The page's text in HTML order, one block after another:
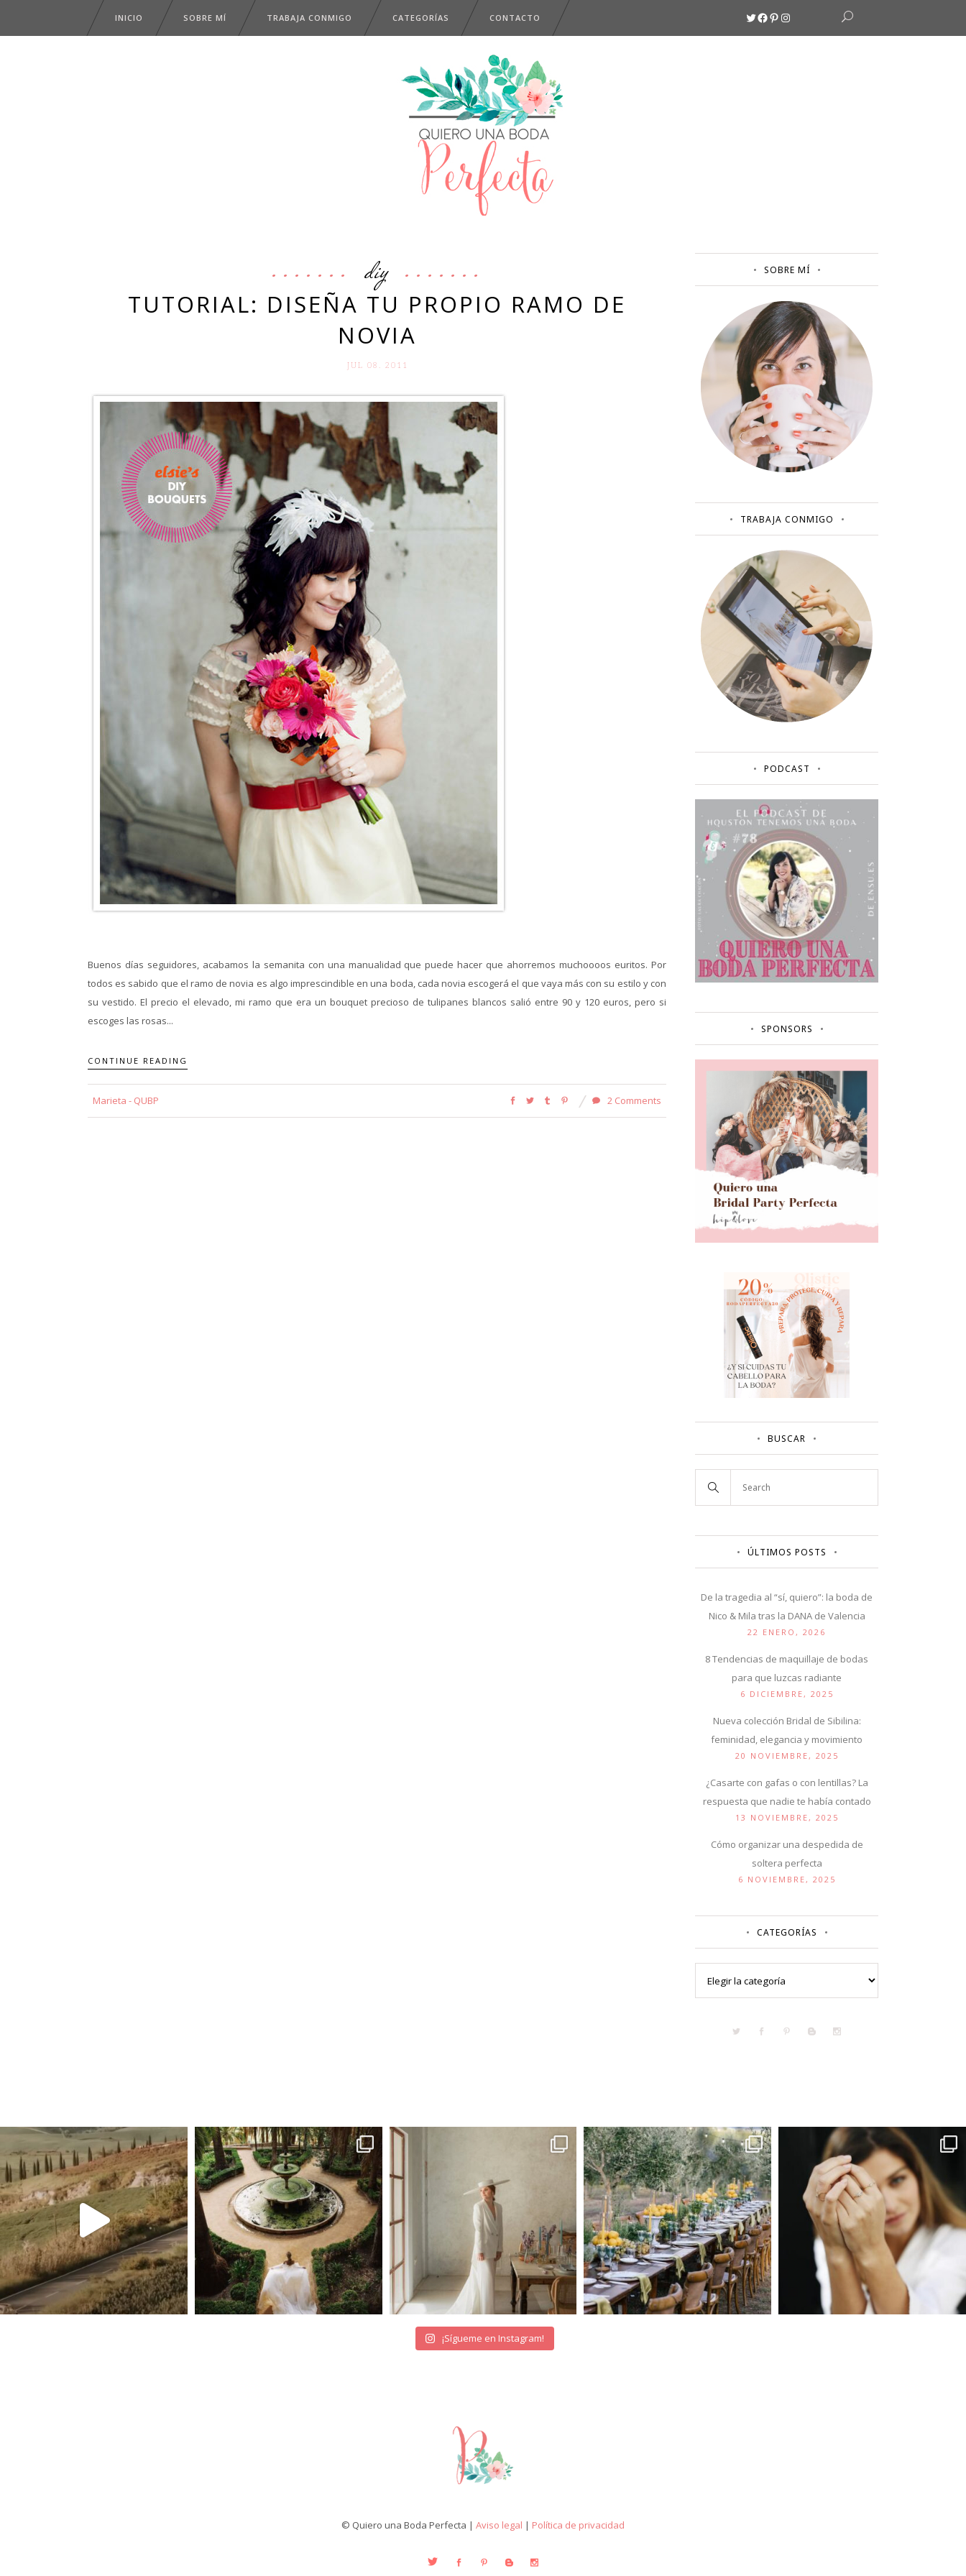
INICIO SOBRE MÍ TRABAJA CONMIGO CATEGORÍAS CONTACTO Twitter
Facebook
Pinterest
Instagram
diy
TUTORIAL: DISEÑA TU PROPIO RAMO DE
NOVIA
JUL 08. 2011
Buenos días seguidores, acabamos la semanita con una manualidad que puede hacer que ahorremos muchoooos euritos. Por
todos es sabido que el ramo de novia es algo imprescindible en una boda, cada novia escogerá el que vaya más con su estilo y con
su vestido. El precio el elevado, mi ramo que era un bouquet precioso de tulipanes blancos salió entre 90 y 120 euros, pero si
escoges las rosas...
CONTINUE READING
Marieta - QUBP 2 Comments
SOBRE MÍ
TRABAJA CONMIGO
PODCAST
SPONSORS
BUSCAR
ÚLTIMOS POSTS
De la tragedia al “sí, quiero”: la boda de
Nico & Mila tras la DANA de Valencia
22 ENERO, 2026
8 Tendencias de maquillaje de bodas
para que luzcas radiante
6 DICIEMBRE, 2025
Nueva colección Bridal de Sibilina:
feminidad, elegancia y movimiento
20 NOVIEMBRE, 2025
¿Casarte con gafas o con lentillas? La
respuesta que nadie te había contado
13 NOVIEMBRE, 2025
Cómo organizar una despedida de
soltera perfecta
6 NOVIEMBRE, 2025
CATEGORÍAS
¡Sígueme en Instagram!
© Quiero una Boda Perfecta | Aviso legal | Política de privacidad